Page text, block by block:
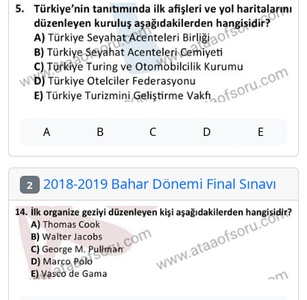
A B C D E
2 2018-2019 Bahar Dönemi Final Sınavı